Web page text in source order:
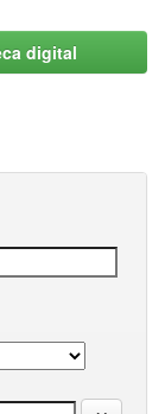
digital